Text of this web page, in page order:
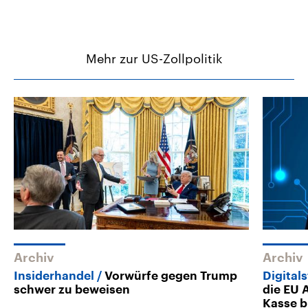
Mehr zur US-Zollpolitik
Archiv
Insiderhandel
Vorwürfe gegen Trump
schwer zu beweisen
Archiv
die EU
Kasse